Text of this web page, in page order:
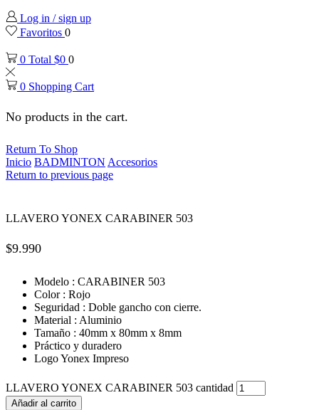
Log in / sign up
Favoritos 0
0 Total $0 0
0 Shopping Cart
No products in the cart.
Return To Shop
Inicio BADMINTON Accesorios
Return to previous page
LLAVERO YONEX CARABINER 503
$9.990
Modelo : CARABINER 503
Color : Rojo
Seguridad : Doble gancho con cierre.
Material : Aluminio
Tamaño : 40mm x 80mm x 8mm
Práctico y duradero
Logo Yonex Impreso
LLAVERO YONEX CARABINER 503 cantidad
Añadir al carrito